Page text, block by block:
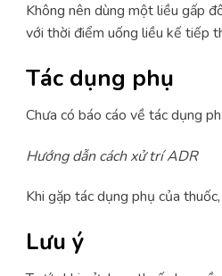
Không nên dùng một liều gấp
với thời điểm uống liều kế tiếp
Tác dụng phụ
Chưa có báo cáo về tác dụng
Hướng dẫn cách xử trí ADR
Khi gặp tác dụng phụ của
Lưu ý